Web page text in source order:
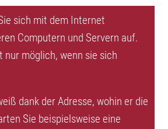
sich mit dem Internet
Computern und Servern auf.
nur möglich, wenn sie sich
dank der Adresse, wohin er die
Sie beispielsweise eine